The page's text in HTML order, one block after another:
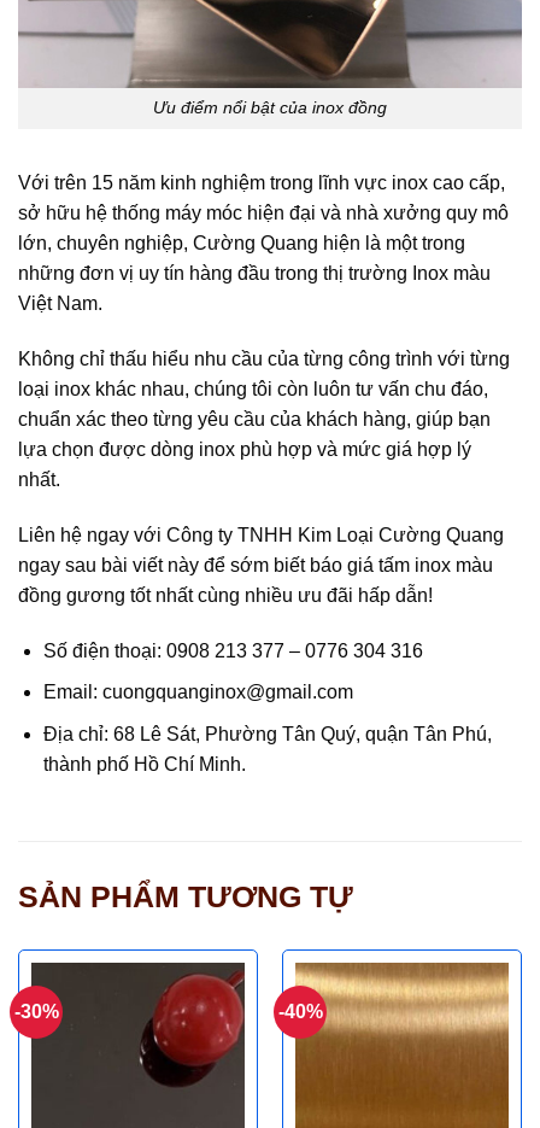
Ưu điểm nổi bật của inox đồng
Với trên 15 năm kinh nghiệm trong lĩnh vực inox cao cấp,
sở hữu hệ thống máy móc hiện đại và nhà xưởng quy mô
lớn, chuyên nghiệp, Cường Quang hiện là một trong
những đơn vị uy tín hàng đầu trong thị trường Inox màu
Việt Nam.
Không chỉ thấu hiểu nhu cầu của từng công trình với từng
loại inox khác nhau, chúng tôi còn luôn tư vấn chu đáo,
chuẩn xác theo từng yêu cầu của khách hàng, giúp bạn
lựa chọn được dòng inox phù hợp và mức giá hợp lý
nhất.
Liên hệ ngay với Công ty TNHH Kim Loại Cường Quang
ngay sau bài viết này để sớm biết báo giá tấm inox màu
đồng gương tốt nhất cùng nhiều ưu đãi hấp dẫn!
Số điện thoại: 0908 213 377 – 0776 304 316
Email: cuongquanginox@gmail.com
Địa chỉ: 68 Lê Sát, Phường Tân Quý, quận Tân Phú,
thành phố Hồ Chí Minh.
SẢN PHẨM TƯƠNG TỰ
-30% -40%